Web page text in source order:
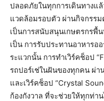
ปลอดภัยในทุกการเดินทางแ
แวดล้อมรอบตัว ผ่านกิจกรรม
เป็นการสนับสนุนเกษตรกรพื้
เป็น การรับประทานอาหารอ
ระแวกนั้น การทำเวิร์คช็อป
รถปอร์เช่ในฝันของทุกคน ผ่า
และเวิร์คช็อป “Crystal
ก้องกังวาล ที่จะช่วยให้ทุกท่า